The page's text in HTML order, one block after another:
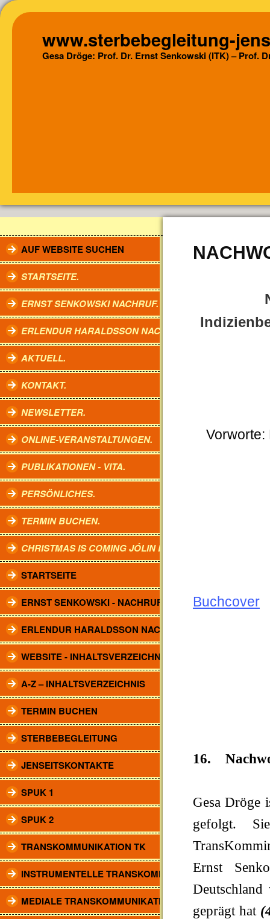
www.sterbebegleitung-
Gesa Dröge: Prof. Dr. Ernst Senkowski (ITK) – Prof.
AUF WEBSITE SUCHEN
STARTSEITE.
ERNST SENKOWSKI NACHRUF.
ERLENDUR HARALDSSON NACHRUF.
AKTUELL.
KONTAKT.
NEWSLETTER.
ONLINE-VERANSTALTUNGEN.
PUBLIKATIONEN - VITA.
PERSÖNLICHES.
TERMIN BUCHEN.
CHRISTMAS IS COMING JÓLIN KOMA.
STARTSEITE
ERNST SENKOWSKI - NACHRUF
ERLENDUR HARALDSSON NACHRUF
WEBSITE - INHALTSVERZEICHNIS
A-Z – INHALTSVERZEICHNIS
TERMIN BUCHEN
STERBEBEGLEITUNG
JENSEITSKONTAKTE
SPUK 1
SPUK 2
TRANSKOMMUNIKATION TK
INSTRUMENTELLE TRANSKOMM.
MEDIALE TRANSKOMMUNIKATION
Vorworte:
Buchcover
16.
Gesa Dröge
gefolgt.
Ernst
geprägt hat